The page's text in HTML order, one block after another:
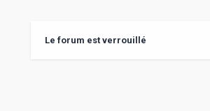
Le forum est verrouillé